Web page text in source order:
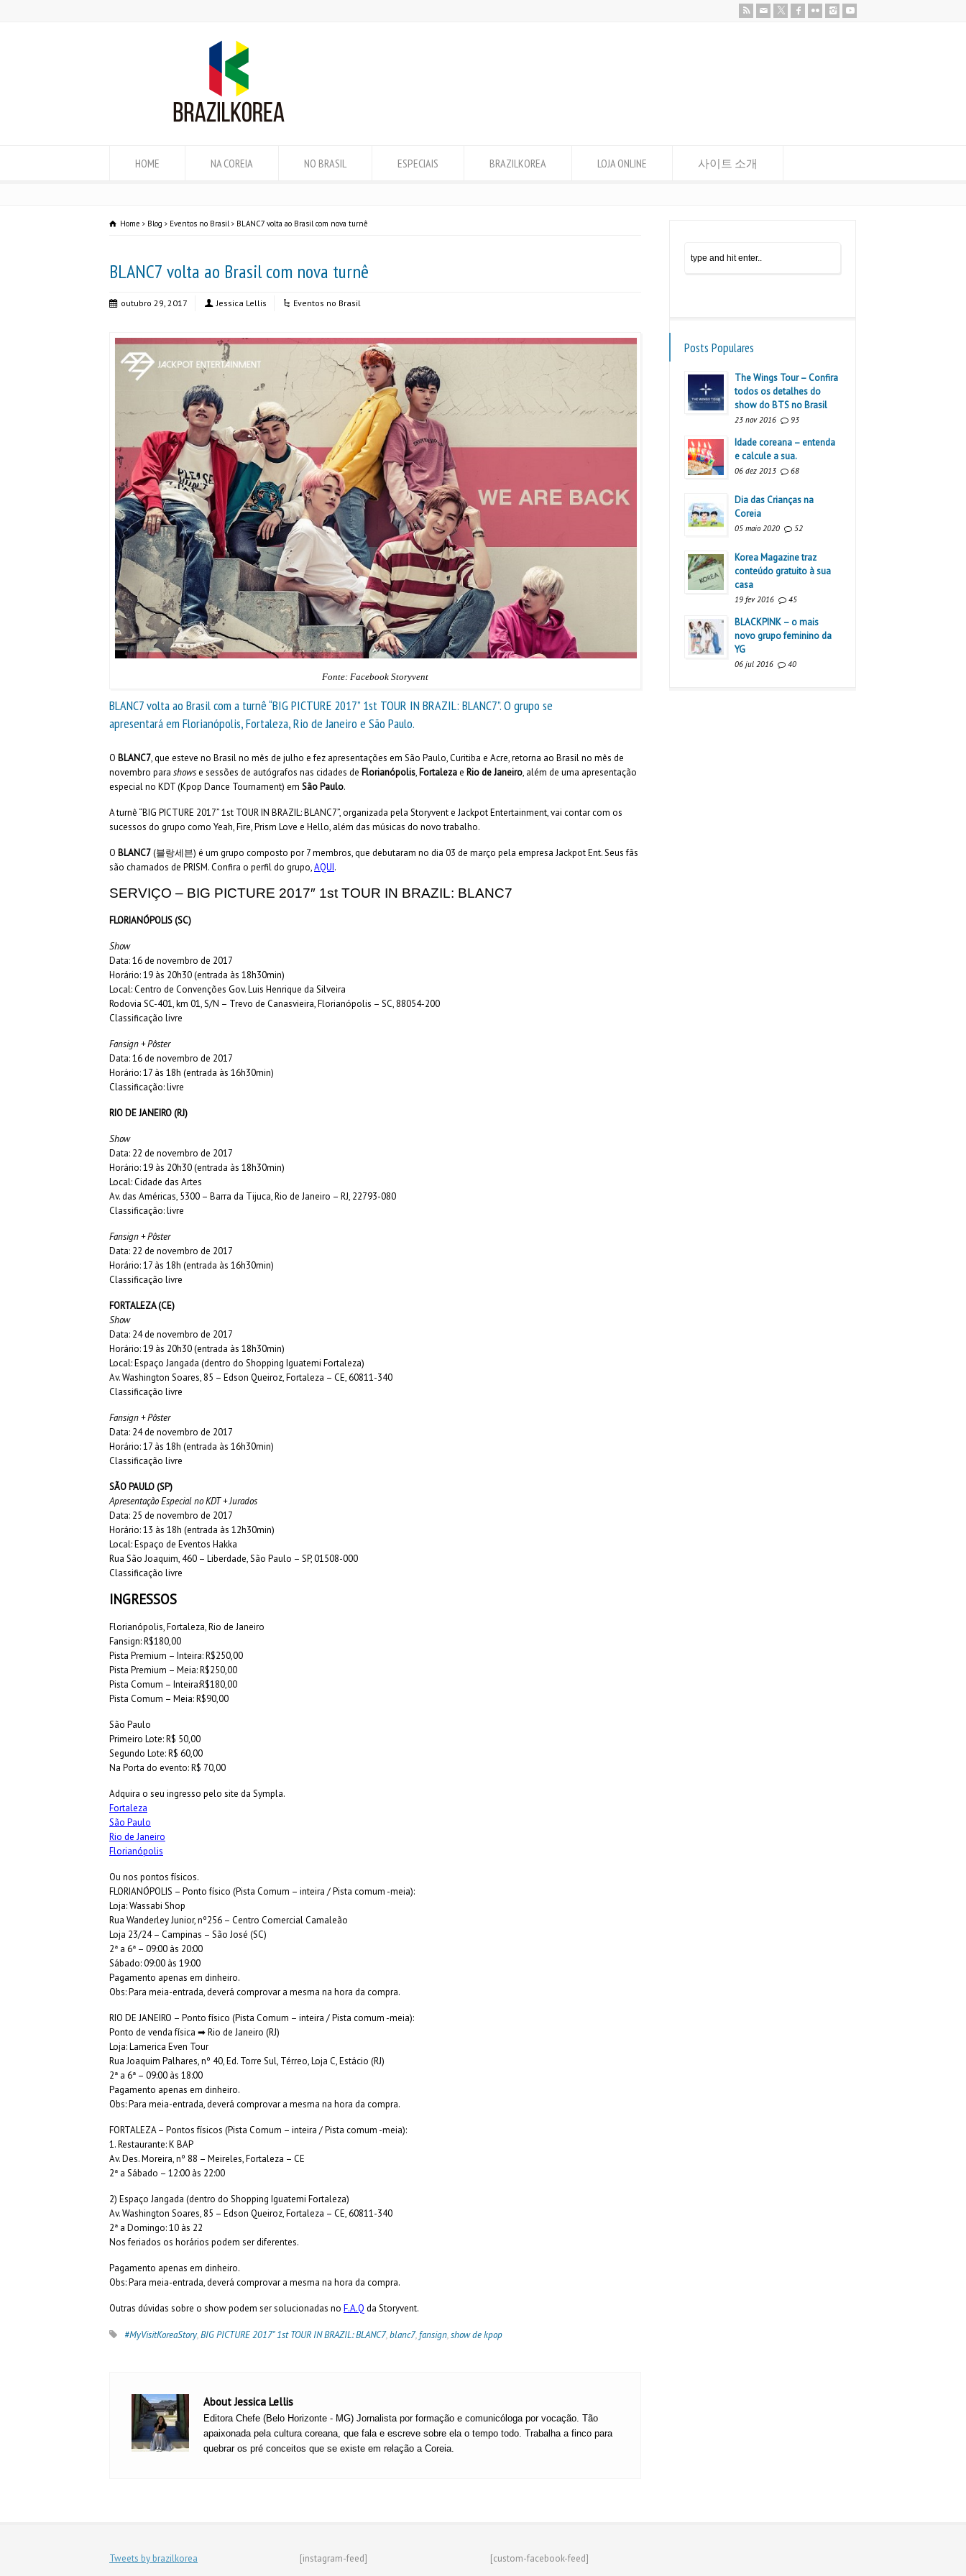
HOME NA COREIA NO BRASIL ESPECIAIS BRAZILKOREA LOJA ONLINE 사이트 소개
Home Blog Eventos no Brasil BLANC7 volta ao Brasil com nova turnê
BLANC7 volta ao Brasil com nova turnê
outubro 29, 2017 Jessica Lellis Eventos no Brasil
Fonte: Facebook Storyvent
BLANC7 volta ao Brasil com a turnê “BIG PICTURE 2017” 1st TOUR IN BRAZIL: BLANC7”. O grupo se
apresentará em Florianópolis, Fortaleza, Rio de Janeiro e São Paulo.
O BLANC7, que esteve no Brasil no mês de julho e fez apresentações em São Paulo, Curitiba e Acre, retorna ao Brasil no mês de
novembro para showse sessões de autógrafos nas cidades de Florianópolis, Fortalezae Rio de Janeiro, além de uma apresentação
especial no KDT (Kpop Dance Tournament) em São Paulo.
A turnê “BIG PICTURE 2017” 1st TOUR IN BRAZIL: BLANC7”, organizada pela Storyvent e Jackpot Entertainment, vai contar com os
sucessos do grupo como Yeah, Fire, Prism Love e Hello, além das músicas do novo trabalho.
O BLANC7(블랑세븐) é um grupo composto por 7 membros, que debutaram no dia 03 de março pela empresa Jackpot Ent. Seus fãs
são chamados de PRISM. Confira o perfil do grupo,AQUI.
SERVIÇO – BIG PICTURE 2017″ 1st TOUR IN BRAZIL: BLANC7
FLORIANÓPOLIS (SC)
Show
Data: 16 de novembro de 2017
Horário: 19 às 20h30 (entrada às 18h30min)
Local: Centro de Convenções Gov. Luis Henrique da Silveira
Rodovia SC-401, km 01, S/N – Trevo de Canasvieira, Florianópolis – SC, 88054-200
Classificação livre
Fansign + Pôster
Data: 16 de novembro de 2017
Horário: 17 às 18h (entrada às 16h30min)
Classificação: livre
RIO DE JANEIRO (RJ)
Show
Data: 22 de novembro de 2017
Horário: 19 às 20h30 (entrada às 18h30min)
Local: Cidade das Artes
Av. das Américas, 5300 – Barra da Tijuca, Rio de Janeiro – RJ, 22793-080
Classificação: livre
Fansign + Pôster
Data: 22 de novembro de 2017
Horário: 17 às 18h (entrada às 16h30min)
Classificação livre
FORTALEZA (CE)
Show
Data: 24 de novembro de 2017
Horário: 19 às 20h30 (entrada às 18h30min)
Local: Espaço Jangada (dentro do Shopping Iguatemi Fortaleza)
Av. Washington Soares, 85 – Edson Queiroz, Fortaleza – CE, 60811-340
Classificação livre
Fansign + Pôster
Data: 24 de novembro de 2017
Horário: 17 às 18h (entrada às 16h30min)
Classificação livre
SÃO PAULO (SP)
Apresentação Especial no KDT + Jurados
Data: 25 de novembro de 2017
Horário: 13 às 18h (entrada às 12h30min)
Local: Espaço de Eventos Hakka
Rua São Joaquim, 460 – Liberdade, São Paulo – SP, 01508-000
Classificação livre
INGRESSOS
Florianópolis, Fortaleza, Rio de Janeiro
Fansign: R$180,00
Pista Premium – Inteira: R$250,00
Pista Premium – Meia: R$250,00
Pista Comum – Inteira:R$180,00
Pista Comum – Meia: R$90,00
São Paulo
Primeiro Lote: R$ 50,00
Segundo Lote: R$ 60,00
Na Porta do evento: R$ 70,00
Adquira o seu ingresso pelo site da Sympla.
Fortaleza
São Paulo
Rio de Janeiro
Florianópolis
Ou nos pontos físicos.
FLORIANÓPOLIS – Ponto físico (Pista Comum – inteira / Pista comum -meia):
Loja: Wassabi Shop
Rua Wanderley Junior, nº256 – Centro Comercial Camaleão
Loja 23/24 – Campinas – São José (SC)
2ª a 6ª – 09:00 às 20:00
Sábado: 09:00 às 19:00
Pagamento apenas em dinheiro.
Obs: Para meia-entrada, deverá comprovar a mesma na hora da compra.
RIO DE JANEIRO – Ponto físico (Pista Comum – inteira / Pista comum -meia):
Ponto de venda física ➡ Rio de Janeiro (RJ)
Loja: Lamerica Even Tour
Rua Joaquim Palhares, nº 40, Ed. Torre Sul, Térreo, Loja C, Estácio (RJ)
2ª a 6ª – 09:00 às 18:00
Pagamento apenas em dinheiro.
Obs: Para meia-entrada, deverá comprovar a mesma na hora da compra.
FORTALEZA – Pontos físicos (Pista Comum – inteira / Pista comum -meia):
1. Restaurante: K BAP
Av. Des. Moreira, nº 88 – Meireles, Fortaleza – CE
2ª a Sábado – 12:00 às 22:00
2) Espaço Jangada (dentro do Shopping Iguatemi Fortaleza)
Av. Washington Soares, 85 – Edson Queiroz, Fortaleza – CE, 60811-340
2ª a Domingo: 10 às 22
Nos feriados os horários podem ser diferentes.
Pagamento apenas em dinheiro.
Obs: Para meia-entrada, deverá comprovar a mesma na hora da compra.
Outras dúvidas sobre o show podem ser solucionadas no F.A.Q da Storyvent.
#MyVisitKoreaStory,BIG PICTURE 2017" 1st TOUR IN BRAZIL: BLANC7,blanc7, fansign,show de kpop
About Jessica Lellis
Editora Chefe (Belo Horizonte - MG) Jornalista por formação e comunicóloga por vocação. Tão
apaixonada pela cultura coreana, que fala e escreve sobre ela o tempo todo. Trabalha a finco para
quebrar os pré conceitos que se existe em relação a Coreia.
Posts Populares
The Wings Tour – Confira
todos os detalhes do
show do BTS no Brasil
23 nov 2016 93
Idade coreana – entenda
e calcule a sua.
06 dez 2013 68
Dia das Crianças na
Coreia
05 maio 2020 52
Korea Magazine traz
conteúdo gratuito à sua
casa
19 fev 2016 45
BLACKPINK – o mais
novo grupo feminino da
YG
06 jul 2016 40
Tweets by brazilkorea [instagram-feed] [custom-facebook-feed]